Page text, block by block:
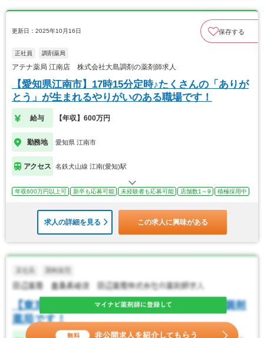
更新日：2025年10月16日 保存する
正社員 調剤薬局
アテナ薬局 江南店 株式会社大島調剤の薬剤師求人
【愛知県江南市】17時15分定時♪たくさんの「ありが
とう」が生まれるやりがいのある職場です！
給与 【年収】600万円
勤務地 愛知県 江南市
アクセス 名鉄犬山線 江南(愛知)駅
年収600万円以上可 新卒も応募可能 未経験者も応募可能 店舗数1～9 積極採用中
求人の詳細を見る この求人に興味がある